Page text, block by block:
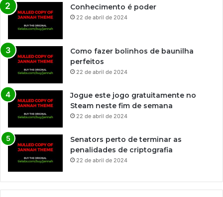
Conhecimento é poder
22 de abril de 2024
Como fazer bolinhos de baunilha
perfeitos
22 de abril de 2024
Jogue este jogo gratuitamente no
Steam neste fim de semana
22 de abril de 2024
Senators perto de terminar as
penalidades de criptografia
22 de abril de 2024